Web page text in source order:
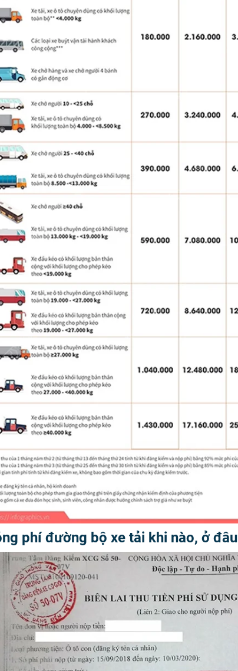
phí đường bộ xe tải khi nào, ở đâu